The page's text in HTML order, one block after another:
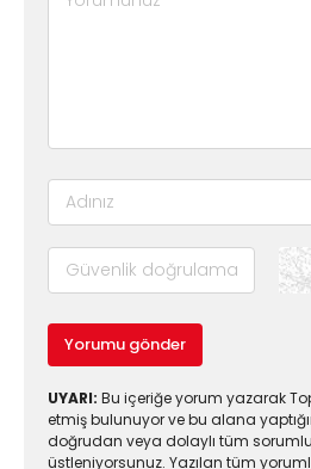
Yorumu gönder
UYARI: Bu içeriğe yorum yazarak
etmiş bulunuyor ve bu alana
doğrudan veya dolaylı tüm
üstleniyorsunuz. Yazılan tüm